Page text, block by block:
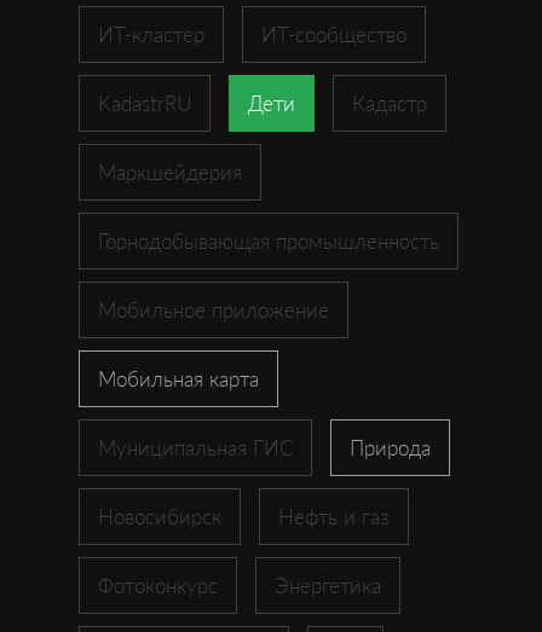
ИТ-кластер ИТ-сообщество
KadastrRU Дети Кадастр
Маркшейдерия
Горнодобывающая промышленность
Мобильное приложение
Мобильная карта
Муниципальная ГИС Природа
Новосибирск Нефть и газ
Фотоконкурс Энергетика